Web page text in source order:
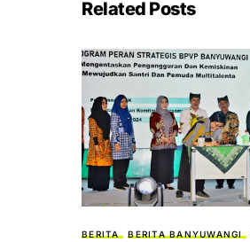
Related Posts
BERITA BERITA BANYUWANGI